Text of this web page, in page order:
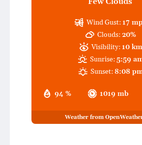
94 % 1019 mb
Wind Gust: 17
Clouds:20%
Visibility: 10 km
Sunrise:5:59
Sunset:8:08
Weather from